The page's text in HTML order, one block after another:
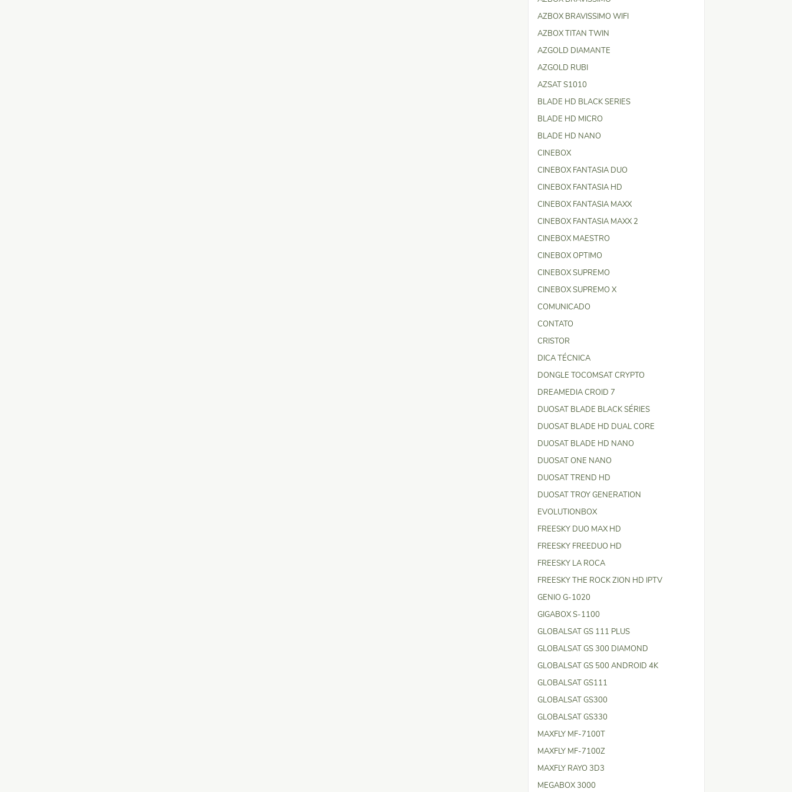
AZBOX BRAVISSIMO WIFI
AZBOX TITAN TWIN
AZGOLD DIAMANTE
AZGOLD RUBI
AZSAT S1010
BLADE HD BLACK SERIES
BLADE HD MICRO
BLADE HD NANO
CINEBOX
CINEBOX FANTASIA DUO
CINEBOX FANTASIA HD
CINEBOX FANTASIA MAXX
CINEBOX FANTASIA MAXX 2
CINEBOX MAESTRO
CINEBOX OPTIMO
CINEBOX SUPREMO
CINEBOX SUPREMO X
COMUNICADO
CONTATO
CRISTOR
DICA TÉCNICA
DONGLE TOCOMSAT CRYPTO
DREAMEDIA CROID 7
DUOSAT BLADE BLACK SÉRIES
DUOSAT BLADE HD DUAL CORE
DUOSAT BLADE HD NANO
DUOSAT ONE NANO
DUOSAT TREND HD
DUOSAT TROY GENERATION
EVOLUTIONBOX
FREESKY DUO MAX HD
FREESKY FREEDUO HD
FREESKY LA ROCA
FREESKY THE ROCK ZION HD IPTV
GENIO G-1020
GIGABOX S-1100
GLOBALSAT GS 111 PLUS
GLOBALSAT GS 300 DIAMOND
GLOBALSAT GS 500 ANDROID 4K
GLOBALSAT GS111
GLOBALSAT GS300
GLOBALSAT GS330
MAXFLY MF-7100T
MAXFLY MF-7100Z
MAXFLY RAYO 3D3
MEGABOX 3000